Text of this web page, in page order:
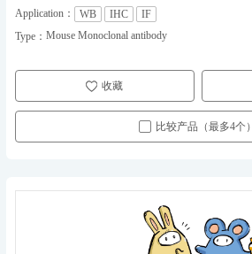
Application：
WB IHC
IF
Type： Mouse Monoclonal antibody
收藏
比较产品（最多4个）